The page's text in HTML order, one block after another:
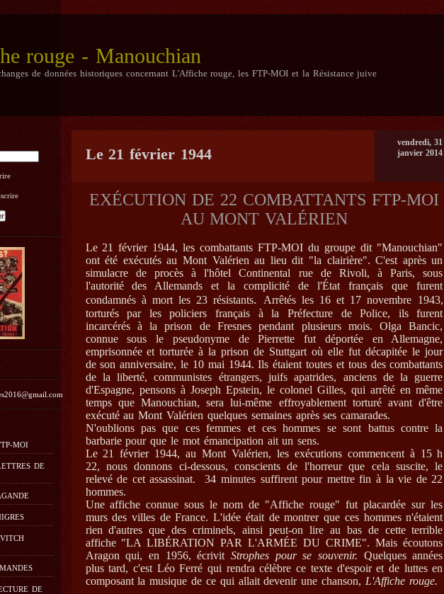
rouge - Manouchian
de données historiques concernant L'Affiche rouge, les FTP-MOI et la Résistance juive
MOI
DE
DE
vendredi, 31
janvier 2014
Le 21 février 1944
EXÉCUTION DE 22 COMBATTANTS FTP-MOI
AU MONT VALÉRIEN
Le 21 février 1944, les combattants FTP-MOI du groupe dit "Manouchian"
ont été exécutés au Mont Valérien au lieu dit "la clairière". C'est après un
simulacre de procès à l'hôtel Continental rue de Rivoli, à Paris, sous
l'autorité des Allemands et la complicité de l'État français que furent
condamnés à mort les 23 résistants.Arrêtés les 16 et 17 novembre 1943,
torturés par les policiers français à la Préfecture de Police, ils furent
incarcérés à la prison de Fresnes pendant plusieurs mois. Olga Bancic,
connue sous le pseudonyme de Pierrette fut déportée en Allemagne,
emprisonnée et torturée à la prison de Stuttgart où elle fut décapitée le jour
de son anniversaire, le 10 mai 1944. Ils étaient toutes et tous des combattants
de la liberté, communistes étrangers, juifs apatrides, anciens de la guerre
d'Espagne, pensons à Joseph Epstein, le colonel Gilles, qui arrêté en même
temps que Manouchian, sera lui-même effroyablement torturé avant d'être
exécuté au Mont Valérien quelques semaines après ses camarades.
N'oublions pas que ces femmes et ces hommes se sont battus contre la
barbarie pour que le mot émancipation ait un sens.
Le 21 février 1944, au Mont Valérien, les exécutions commencent à 15 h
22, nous donnons ci-dessous, conscients de l'horreur que cela suscite, le
relevé de cet assassinat. 34 minutes suffirent pour mettre fin à la vie de 22
hommes.
Une affiche connue sous le nom de "Affiche rouge" fut placardée sur les
murs des villes de France. L'idée était de montrer que ces hommes n'étaient
rien d'autres que des criminels, ainsi peut-on lire au bas de cette terrible
affiche "LA LIBÉRATION PAR L'ARMÉE DU CRIME". Mais écoutons
Aragon qui, en 1956, écrivit Strophes pour se souvenir. Quelques années
plus tard, c'est Léo Ferré qui rendra célèbre ce texte d'espoir et de luttes en
composant la musique de ce qui allait devenir une chanson, L'Affiche rouge.